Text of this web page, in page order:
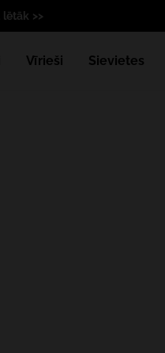
lētāk >>
Vīrieši Sievietes